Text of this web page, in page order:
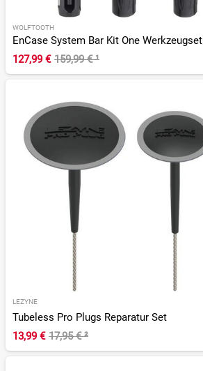
WOLFTOOTH
EnCase System Bar Kit One Werkzeugset
127,99 € 159,99 €¹
LEZYNE
Tubeless Pro Plugs Reparatur Set
13,99 € 17,95 €²